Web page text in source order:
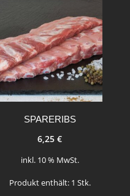
SPARERIBS
6,25€
inkl. 10 % MwSt.
Produkt enthält: 1 Stk.